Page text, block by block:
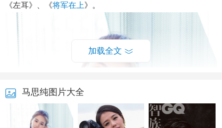
《左耳》、《将军在上》。
加载全文
马思纯图片大全